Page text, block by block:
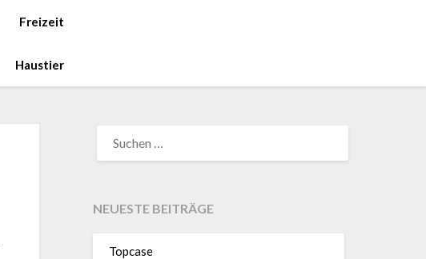
Freizeit
Haustier
NACH:
NEUESTE BEITRÄGE
Topcase